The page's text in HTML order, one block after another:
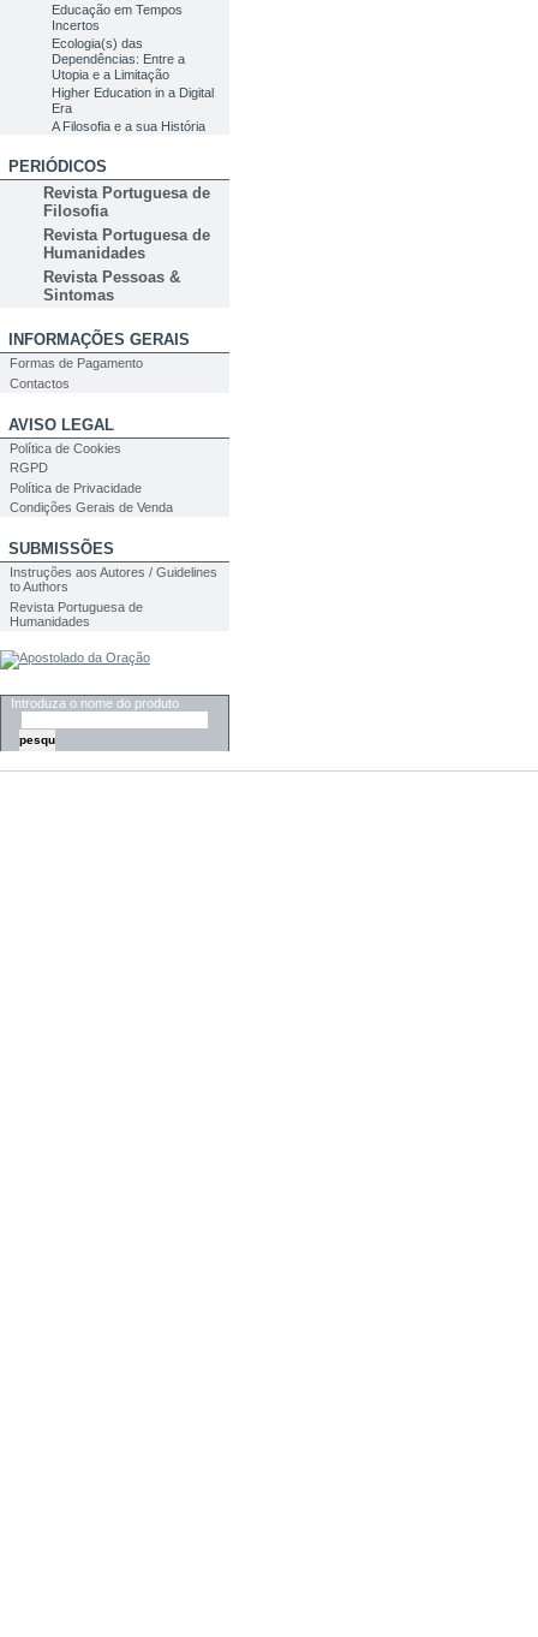
Educação em Tempos
Incertos
Ecologia(s) das
Dependências: Entre a
Utopia e a Limitação
Higher Education in a Digital
Era
A Filosofia e a sua História
PERIÓDICOS
Revista Portuguesa de
Filosofia
Revista Portuguesa de
Humanidades
Revista Pessoas &
Sintomas
INFORMAÇÕES GERAIS
Formas de Pagamento
Contactos
AVISO LEGAL
Política de Cookies
RGPD
Política de Privacidade
Condições Gerais de Venda
SUBMISSÕES
Instruções aos Autores / Guidelines
to Authors
Revista Portuguesa de
Humanidades
Introduza o nome do produto